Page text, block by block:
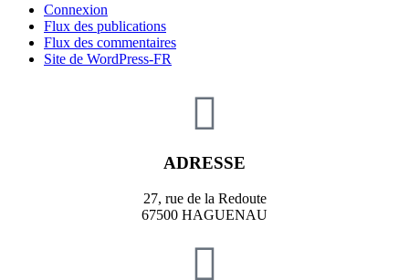
Connexion
Flux des publications
Flux des commentaires
Site de WordPress-FR
ADRESSE
27, rue de la Redoute
67500 HAGUENAU